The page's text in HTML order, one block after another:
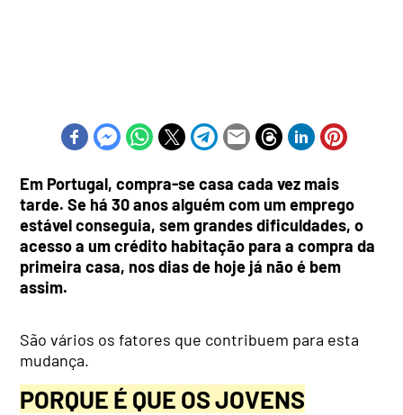
Em Portugal, compra-se casa cada vez mais
tarde. Se há 30 anos alguém com um emprego
estável conseguia, sem grandes dificuldades, o
acesso a um crédito habitação para a compra da
primeira casa, nos dias de hoje já não é bem
assim.
São vários os fatores que contribuem para esta
mudança.
PORQUE É QUE OS JOVENS